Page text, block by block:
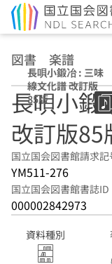
図書 楽譜
長唄小鍛冶 : 三味
線文化譜 改訂版
85版
長唄小鍛
改訂版85
国立国会図書館請求記
YM511-276
国立国会図書館書誌ID
000002842973
資料種別